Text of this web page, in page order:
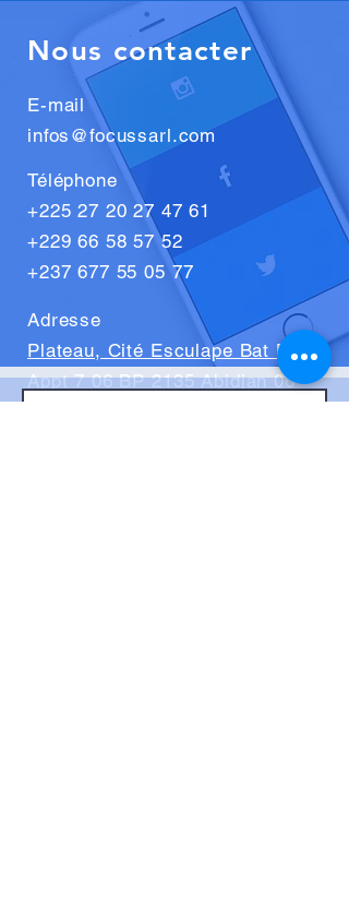
Nous contacter
E-mail
infos@focussarl.com
Téléphone
+225 27 20 27 47 61
+229 66 58 57 52
+237 677 55 05 77
Adresse
Plateau, Cité Esculape Bat B2
Appt 7 06 BP 2135 Abidjan 06